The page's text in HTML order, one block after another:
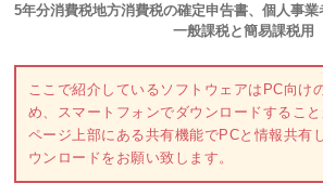
5年分消費税地方消費税の確定申告書、個人事
一般課税と簡易課税用
ここで紹介しているソフトウェアはPC向け
め、スマートフォンでダウンロードすること
ページ上部にある共有機能でPCと情報共有
ウンロードをお願い致します。